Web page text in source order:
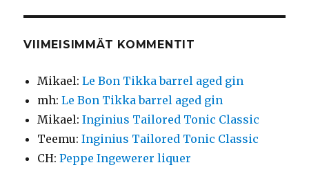
VIIMEISIMMÄT KOMMENTIT
Mikael:Le Bon Tikka barrel aged gin
mh:Le Bon Tikka barrel aged gin
Mikael:Inginius Tailored Tonic Classic
Teemu:Inginius Tailored Tonic Classic
CH:Peppe Ingewerer liquer